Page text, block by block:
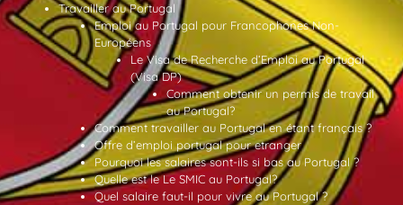
Travailler au Portugal
Emploi au Portugal pour Francophones Non-
Européens
Le Visa de Recherche d’Emploi au Portugal
(Visa DP)
Comment obtenir un permis de travail
au Portugal?
Comment travailler au Portugal en étant français ?
Offre d’emploi portugal pour etranger
Pourquoi les salaires sont-ils si bas au Portugal ?
Quelle est le Le SMIC au Portugal?
Quel salaire faut-il pour vivre au Portugal ?